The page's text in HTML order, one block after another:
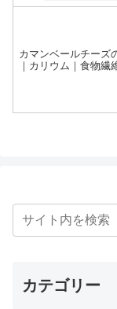
カマンベールチーズ
｜カリウム｜食物繊
カテゴリー